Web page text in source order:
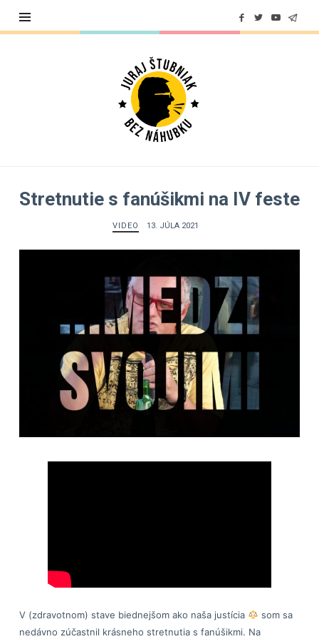
Juraj
Štubniak
Stretnutie s fanúšikmi na IV feste
VIDEO 13. JÚLA 2021
V (zdravotnom) stave biednejšom ako naša justícia
som sa
nedávno zúčastnil krásneho stretnutia s fanúšikmi. Na